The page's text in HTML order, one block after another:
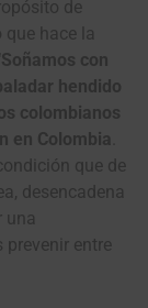
de
que hace la
con
hendido
colombianos
en Colombia
que de
desencadena
una
entre